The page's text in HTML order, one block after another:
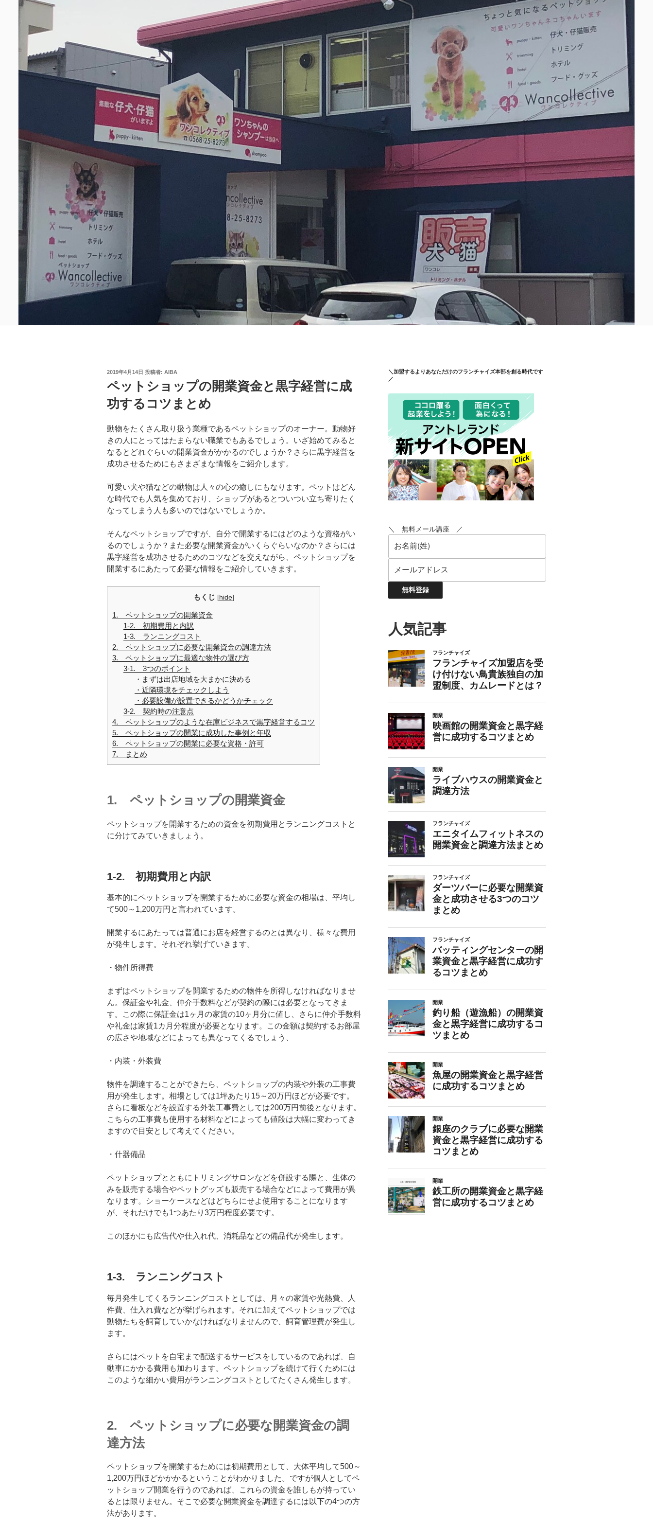
投
日:
2019年4月14日 投稿者: AIBA
ペットショップの開業資金と黒字経営に成
功するコツまとめ
動物をたくさん取り扱う業種であるペットショップのオーナー。動物好
きの人にとってはたまらない職業でもあるでしょう。いざ始めてみると
なるとどれぐらいの開業資金がかかるのでしょうか？さらに黒字経営を
成功させるためにもさまざまな情報をご紹介します。
可愛い犬や猫などの動物は人々の心の癒しにもなります。ペットはどん
な時代でも人気を集めており、ショップがあるとついつい立ち寄りたく
なってしまう人も多いのではないでしょうか。
そんなペットショップですが、自分で開業するにはどのような資格がい
るのでしょうか？また必要な開業資金がいくらぐらいなのか？さらには
黒字経営を成功させるためのコツなどを交えながら、ペットショップを
開業するにあたって必要な情報をご紹介していきます。
もくじ [hide]
1. ペットショップの開業資金
1-2. 初期費用と内訳
1-3. ランニングコスト
2. ペットショップに必要な開業資金の調達方法
3. ペットショップに最適な物件の選び方
3-1. 3つのポイント
・まずは出店地域を大まかに決める
・近隣環境をチェックしよう
・必要設備が設置できるかどうかチェック
3-2. 契約時の注意点
4. ペットショップのような在庫ビジネスで黒字経営するコツ
5. ペットショップの開業に成功した事例と年収
6. ペットショップの開業に必要な資格・許可
7. まとめ
1. ペットショップの開業資金
ペットショップを開業するための資金を初期費用とランニングコストと
に分けてみていきましょう。
1-2. 初期費用と内訳
基本的にペットショップを開業するために必要な資金の相場は、平均し
て500～1,200万円と言われています。
開業するにあたっては普通にお店を経営するのとは異なり、様々な費用
が発生します。それぞれ挙げていきます。
・物件所得費
まずはペットショップを開業するための物件を所得しなければなりませ
ん。保証金や礼金、仲介手数料などが契約の際には必要となってきま
す。この際に保証金は1ヶ月の家賃の10ヶ月分に値し、さらに仲介手数料
や礼金は家賃1カ月分程度が必要となります。この金額は契約するお部屋
の広さや地域などによっても異なってくるでしょう、
・内装・外装費
物件を調達することができたら、ペットショップの内装や外装の工事費
用が発生します。相場としては1坪あたり15～20万円ほどが必要です。
さらに看板などを設置する外装工事費としては200万円前後となります。
こちらの工事費も使用する材料などによっても値段は大幅に変わってき
ますので目安として考えてください。
・什器備品
ペットショップとともにトリミングサロンなどを併設する際と、生体の
みを販売する場合やペットグッズも販売する場合などによって費用が異
なります。ショーケースなどはどちらにせよ使用することになります
が、それだけでも1つあたり3万円程度必要です。
このほかにも広告代や仕入れ代、消耗品などの備品代が発生します。
1-3. ランニングコスト
毎月発生してくるランニングコストとしては、月々の家賃や光熱費、人
件費、仕入れ費などが挙げられます。それに加えてペットショップでは
動物たちを飼育していかなければなりませんので、飼育管理費が発生し
ます。
さらにはペットを自宅まで配送するサービスをしているのであれば、自
動車にかかる費用も加わります。ペットショップを続けて行くためには
このような細かい費用がランニングコストとしてたくさん発生します。
2. ペットショップに必要な開業資金の調
達方法
ペットショップを開業するためには初期費用として、大体平均して500～
1,200万円ほどかかかるということがわかりました。ですが個人としてペ
ットショップ開業を行うのであれば、これらの資金を誰しもが持ってい
るとは限りません。そこで必要な開業資金を調達するには以下の4つの方
法があります。
＼加盟するよりあなただけのフランチャイズ本部を創る時代です
／
＼ 無料メール講座 ／
人気記事